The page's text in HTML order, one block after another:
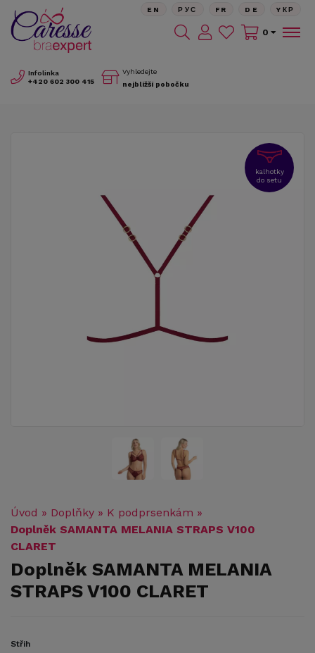
Infolinka
+420 602 300 415
Vyhledejte
nejbližší pobočku
EN РУС FR DE YКР
0
kalhotky
do setu
Úvod » Doplňky » K podprsenkám »
Doplněk SAMANTA MELANIA STRAPS V100
CLARET
Doplněk SAMANTA MELANIA
STRAPS V100 CLARET
Střih